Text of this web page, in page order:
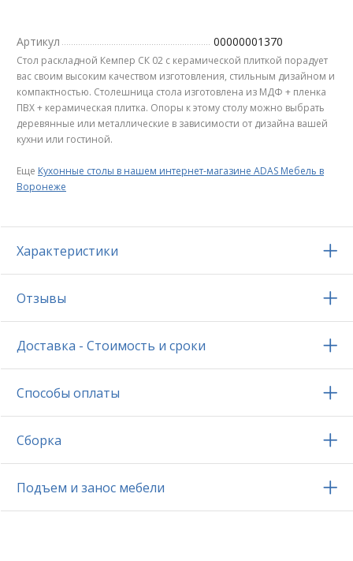
Артикул 00000001370
Стол раскладной Кемпер СК 02 с керамической плиткой порадует
вас своим высоким качеством изготовления, стильным дизайном и
компактностью. Столешница стола изготовлена из МДФ + пленка
ПВХ + керамическая плитка. Опоры к этому столу можно выбрать
деревянные или металлические в зависимости от дизайна вашей
кухни или гостиной.
Еще Кухонные столы в нашем интернет-магазине ADAS Мебель в
Воронеже
Характеристики
Отзывы
Доставка - Стоимость и сроки
Способы оплаты
Сборка
Подъем и занос мебели